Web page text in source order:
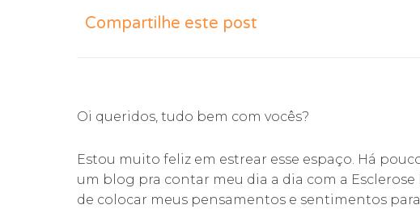
Compartilhe este post
Oi queridos, tudo bem com vocês?
Estou muito feliz em estrear esse espaço. Há
um blog pra contar meu dia a dia com a
de colocar meus pensamentos e sentimentos